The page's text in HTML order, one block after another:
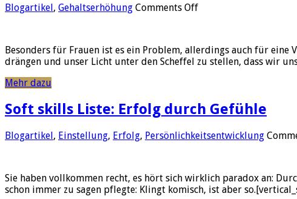
Blogartikel, Gehaltserhöhung Comments Offon
Einkommen?
Dann
Warum
für
wichtig
ist
Besonders für Frauen ist es ein Problem, allerdings auch für
drängen und unser Licht unter den Scheffel zu stellen, dass wir
Mehr dazu
Soft skills Liste: Erfolg durch Gefühle
Blogartikel, Einstellung, Erfolg, Persönlichkeitsentwicklung
Sie haben vollkommen recht, es hört sich wirklich paradox an:
schon immer zu sagen pflegte: Klingt komisch, ist aber